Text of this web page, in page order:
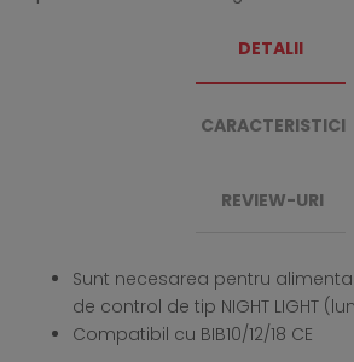
DETALII
CARACTERISTICI
REVIEW-URI
Sunt necesarea pentru
de control de tip NIGHT LIGHT
Compatibil cu BIB10/12/18 CE